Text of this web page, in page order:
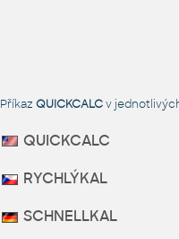
Příkaz QUICKCALCv
QUICKCALC
RYCHLÝKAL
SCHNELLKAL